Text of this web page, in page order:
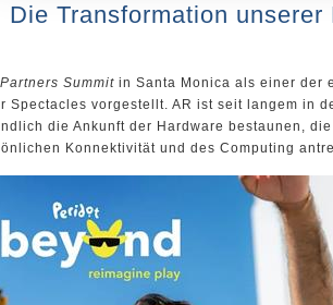
Transformation unserer
Summit in Santa Monica als einer der
Spectacles vorgestellt. AR ist seit langem in
die Ankunft der Hardware bestaunen,
Konnektivität und des Computing